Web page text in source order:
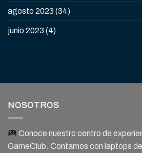
agosto 2023 (34)
junio 2023 (4)
NOSOTROS
Conoce nuestro centro de
GameClub. Contamos con laptops